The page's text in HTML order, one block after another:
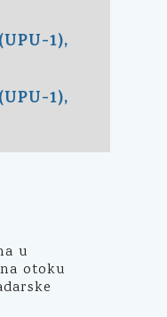
1),
1),
u
otoku